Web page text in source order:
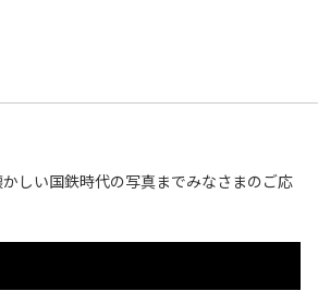
しい国鉄時代の写真までみなさまのご応